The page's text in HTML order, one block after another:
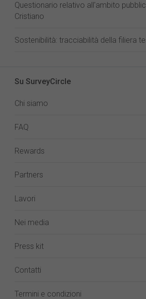
Questionario relativo all'ambito
Cristiano
Sostenibilità: tracciabilità della filiera
Su SurveyCircle
Chi siamo
FAQ
Rewards
Partners
Lavori
Nei media
Press kit
Contatti
Termini e condizioni